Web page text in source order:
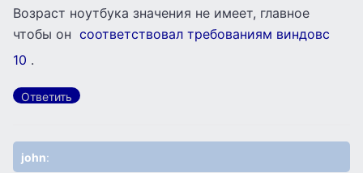
Возраст ноутбука значения не имеет, главное
чтобы он соответствовал требованиям виндовс
10 .
Ответить
john: